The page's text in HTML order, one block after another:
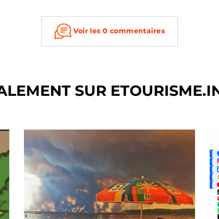
Voir les 0 commentaires
SUR